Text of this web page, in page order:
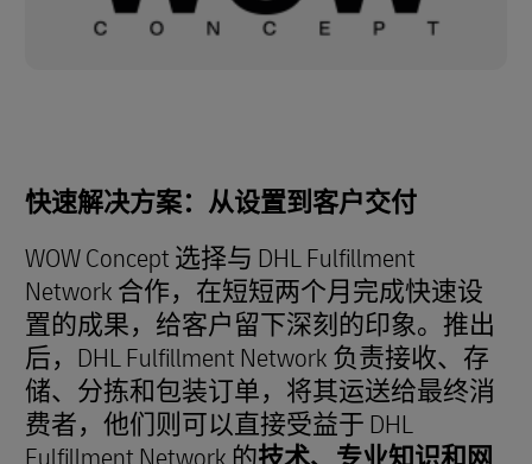
快速解决方案：从设置到客户交付
WOW Concept 选择与 DHL Fulfillment
Network 合作，在短短两个月完成快速设
置的成果，给客户留下深刻的印象。推出
后，DHL Fulfillment Network 负责接收、存
储、分拣和包装订单，将其运送给最终消
费者，他们则可以直接受益于 DHL